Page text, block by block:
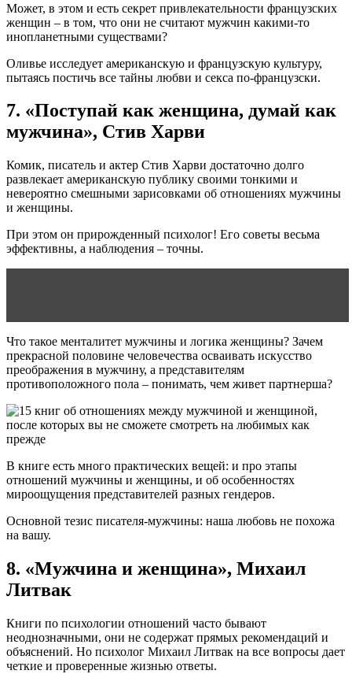
Может, в этом и есть секрет привлекательности французских
женщин – в том, что они не считают мужчин какими-то
инопланетными существами?
Оливье исследует американскую и французскую культуру,
пытаясь постичь все тайны любви и секса по-французски.
7. «Поступай как женщина, думай как
мужчина», Стив Харви
Комик, писатель и актер Стив Харви достаточно долго
развлекает американскую публику своими тонкими и
невероятно смешными зарисовками об отношениях мужчины
и женщины.
При этом он прирожденный психолог! Его советы весьма
эффективны, а наблюдения – точны.
Что такое менталитет мужчины и логика женщины? Зачем
прекрасной половине человечества осваивать искусство
преображения в мужчину, а представителям
противоположного пола – понимать, чем живет партнерша?
В книге есть много практических вещей: и про этапы
отношений мужчины и женщины, и об особенностях
мироощущения представителей разных гендеров.
Основной тезис писателя-мужчины: наша любовь не похожа
на вашу.
8. «Мужчина и женщина», Михаил
Литвак
Книги по психологии отношений часто бывают
неоднозначными, они не содержат прямых рекомендаций и
объяснений. Но психолог Михаил Литвак на все вопросы дает
четкие и проверенные жизнью ответы.